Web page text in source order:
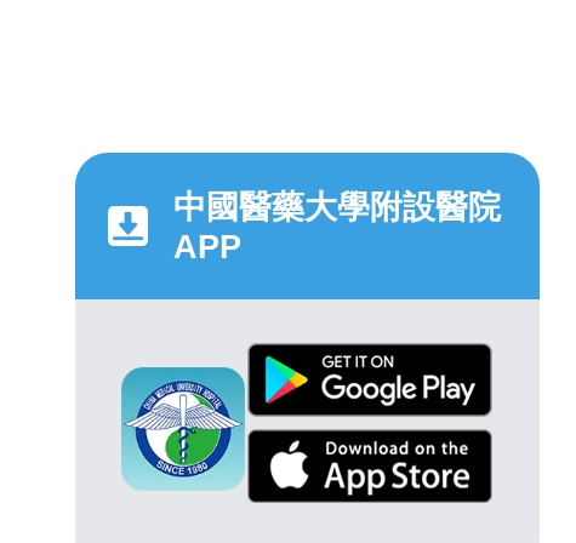
中國醫藥大學附設醫院
APP